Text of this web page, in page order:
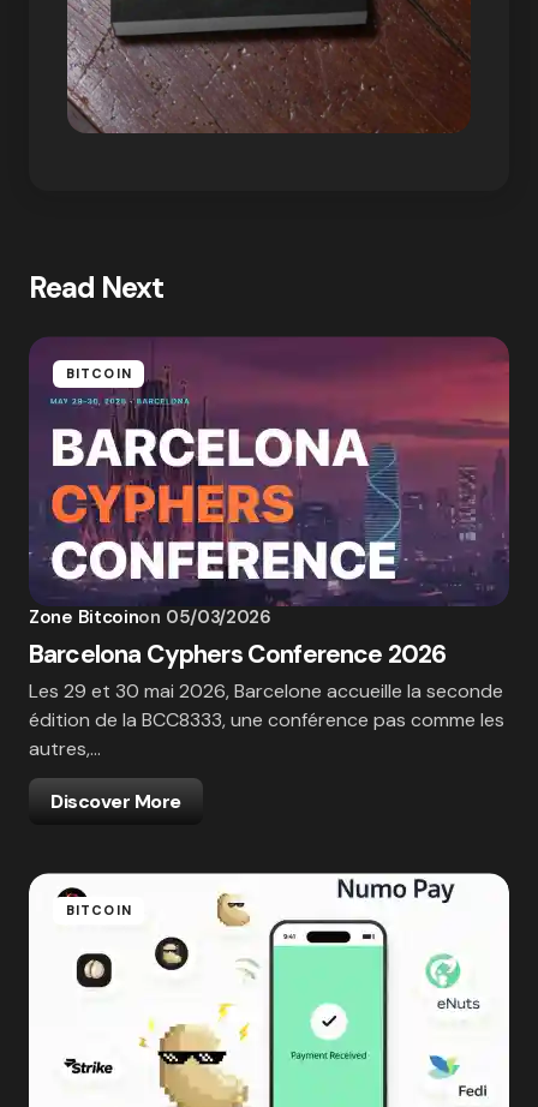
Read Next
BITCOIN
Zone Bitcoinon 05/03/2026
Barcelona Cyphers Conference 2026
Les 29 et 30 mai 2026, Barcelone accueille la seconde
édition de la BCC8333, une conférence pas comme les
autres,…
Discover More
BITCOIN